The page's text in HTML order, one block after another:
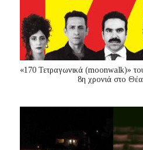
«170 Τετραγωνικά (moonwalk)»
8η χρονιά στο